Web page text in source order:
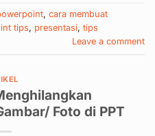
, cara membuat
tips, presentasi, tips
Leave a comment
Foto di PPT